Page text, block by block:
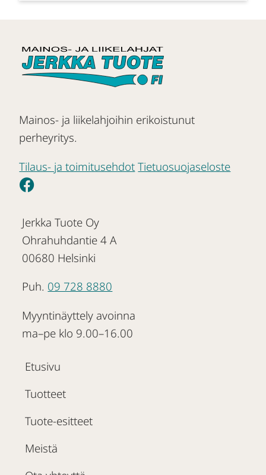
Mainos- ja liikelahjoihin erikoistunut
perheyritys.
Tilaus- ja toimitusehdot Tietuosuojaseloste
Jerkka Tuote Oy
Ohrahuhdantie 4 A
00680 Helsinki
Puh. 09 728 8880
Myyntinäyttely avoinna
ma–pe klo 9.00–16.00
Etusivu
Tuotteet
Tuote-esitteet
Meistä